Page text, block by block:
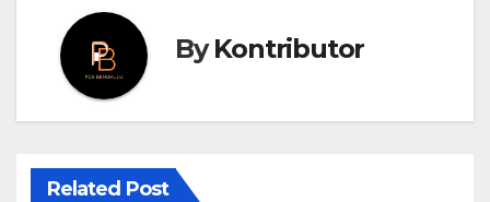
ByKontributor
Related Post